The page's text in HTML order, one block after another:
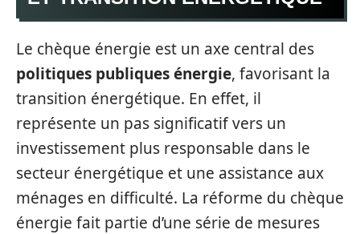
Le chèque énergie est un axe central des
politiques publiques énergie, favorisant la
transition énergétique. En effet, il
représente un pas significatif vers un
investissement plus responsable dans le
secteur énergétique et une assistance aux
ménages en difficulté. La réforme du chèque
énergie fait partie d’une série de mesures